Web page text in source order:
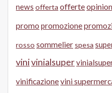
news offerta offerte
promo promozione
rosso sommelier spesa
vinivinialsuper
vinificazionevini